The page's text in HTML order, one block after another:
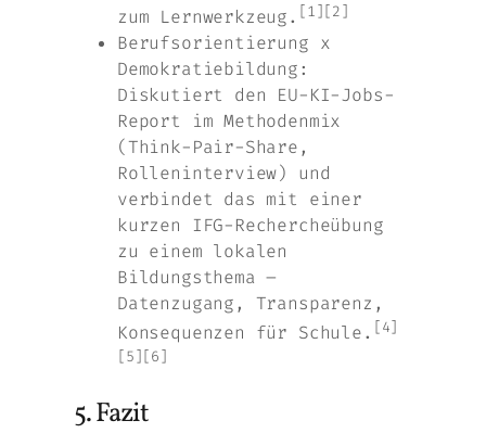
zum Lernwerkzeug. [1][2]
Berufsorientierung x
Demokratiebildung:
Diskutiert den EU-KI-Jobs-
Report im Methodenmix
(Think-Pair-Share,
Rolleninterview) und
verbindet das mit einer
kurzen IFG-Rechercheübung
zu einem lokalen
Bildungsthema –
Datenzugang, Transparenz,
Konsequenzen für Schule. [4]
[5][6]
5. Fazit